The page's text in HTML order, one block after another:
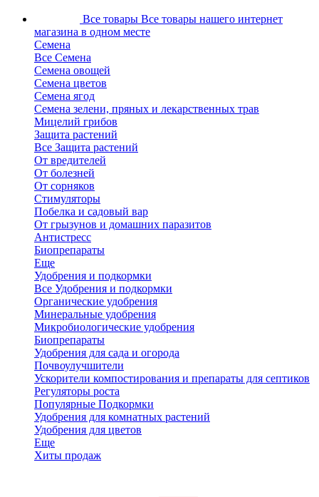
Все товары Все товары нашего интернет
магазина в одном месте
Семена
Все Семена
Семена овощей
Семена цветов
Семена ягод
Семена зелени, пряных и лекарственных трав
Мицелий грибов
Защита растений
Все Защита растений
От вредителей
От болезней
От сорняков
Стимуляторы
Побелка и садовый вар
От грызунов и домашних паразитов
Антистресс
Биопрепараты
Еще
Удобрения и подкормки
Все Удобрения и подкормки
Органические удобрения
Минеральные удобрения
Микробиологические удобрения
Биопрепараты
Удобрения для сада и огорода
Почвоулучшители
Ускорители компостирования и препараты для септиков
Регуляторы роста
Популярные Подкормки
Удобрения для комнатных растений
Удобрения для цветов
Еще
Хиты продаж